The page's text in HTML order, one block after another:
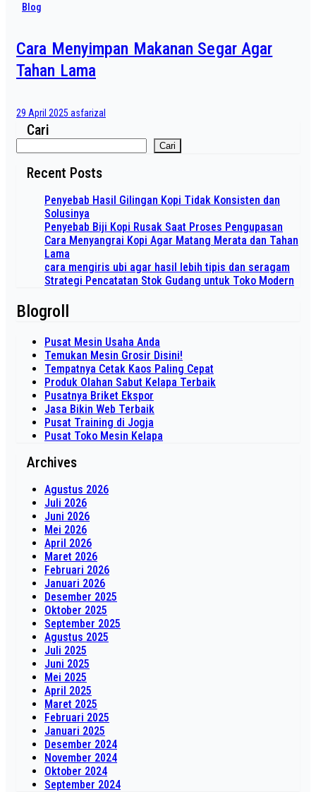
Blog
Cara Menyimpan Makanan Segar Agar
Tahan Lama
29 April 2025 asfarizal
Cari
Cari
Recent Posts
Penyebab Hasil Gilingan Kopi Tidak Konsisten dan
Solusinya
Penyebab Biji Kopi Rusak Saat Proses Pengupasan
Cara Menyangrai Kopi Agar Matang Merata dan Tahan
Lama
cara mengiris ubi agar hasil lebih tipis dan seragam
Strategi Pencatatan Stok Gudang untuk Toko Modern
Blogroll
Pusat Mesin Usaha Anda
Temukan Mesin Grosir Disini!
Tempatnya Cetak Kaos Paling Cepat
Produk Olahan Sabut Kelapa Terbaik
Pusatnya Briket Ekspor
Jasa Bikin Web Terbaik
Pusat Training di Jogja
Pusat Toko Mesin Kelapa
Archives
Agustus 2026
Juli 2026
Juni 2026
Mei 2026
April 2026
Maret 2026
Februari 2026
Januari 2026
Desember 2025
Oktober 2025
September 2025
Agustus 2025
Juli 2025
Juni 2025
Mei 2025
April 2025
Maret 2025
Februari 2025
Januari 2025
Desember 2024
November 2024
Oktober 2024
September 2024